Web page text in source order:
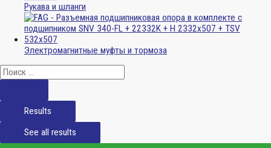
Рукава и шланги
Электромагнитные муфты и тормоза
Results
See all results